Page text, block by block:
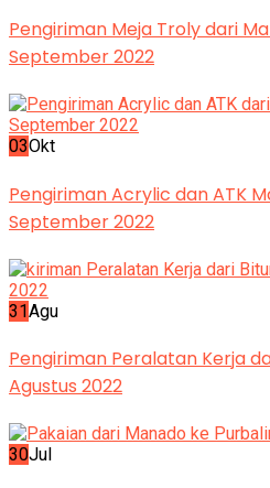
Pengiriman Meja Troly dari
September 2022
03Okt
Pengiriman Acrylic dan ATK
September 2022
31Agu
Pengiriman Peralatan Kerja
Agustus 2022
30Jul